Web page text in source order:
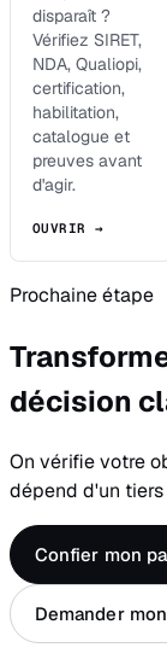
disparaît ?
Vérifiez SIRET,
NDA, Qualiopi,
certification,
habilitation,
catalogue et
preuves avant
d'agir.
OUVRIR →
Prochaine étape
décision
On vérifie votre
dépend d'un
Confier mon
Demander